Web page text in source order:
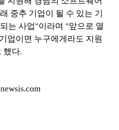
중추 기업이 될 수 있는 기
는 사업"이라며 "앞으로 열
업이면 누구에게라도 지원
했다.